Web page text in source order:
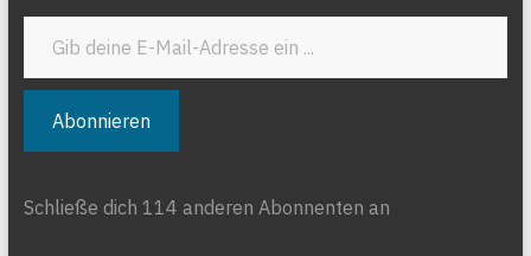
Gib deine E-Mail-Adresse ein ...
Abonnieren
Schließe dich 114 anderen Abonnenten an